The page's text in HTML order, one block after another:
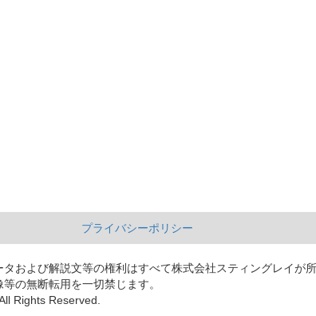
プライバシーポリシー
タおよび解説文等の権利はすべて株式会社スティングレイが
の無断転用を一切禁じます。
Rights Reserved.